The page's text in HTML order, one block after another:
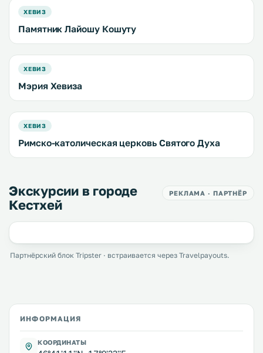
ХЕВИЗ
Памятник Лайошу Кошуту
ХЕВИЗ
Мэрия Хевиза
ХЕВИЗ
Римско-католическая церковь Святого Духа
Экскурсии в городе
Кестхей
РЕКЛАМА · ПАРТНЁР
Партнёрский блок Tripster · встраивается через Travelpayouts.
ИНФОРМАЦИЯ
КООРДИНАТЫ